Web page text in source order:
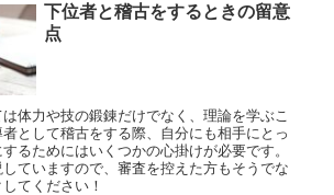
下位者と稽古をするときの留意
点
体力や技の鍛錬だけでなく、理論を学ぶこ
として稽古をする際、自分にも相手にとっ
るためにはいくつかの心掛けが必要です。
ていますので、審査を控えた方もそうでな
てください！